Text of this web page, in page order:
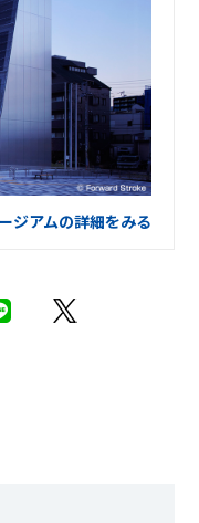
ジアムの詳細をみる